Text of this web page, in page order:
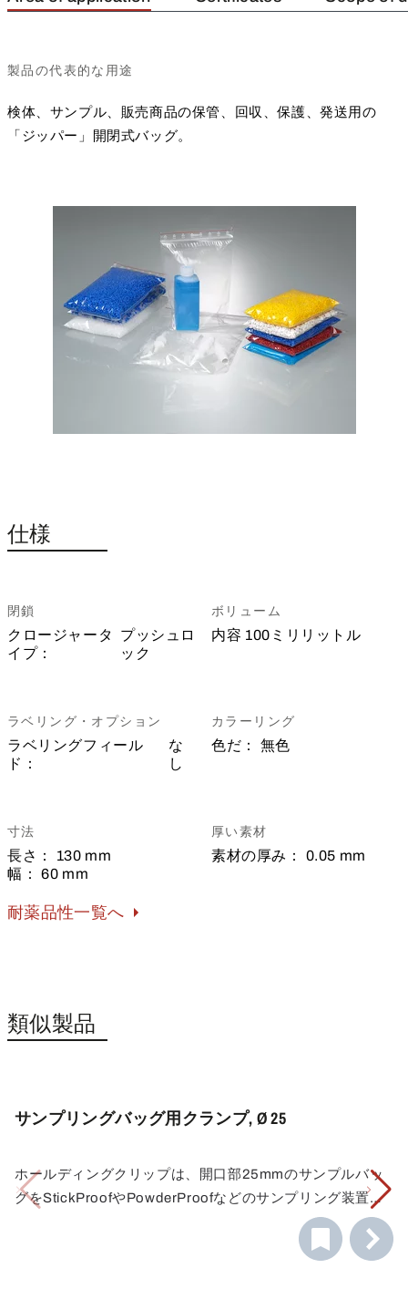
製品の代表的な用途
検体、サンプル、販売商品の保管、回収、保護、発送用の
「ジッパー」開閉式バッグ。
仕様
閉鎖
クロージャータ
イプ：
プッシュロ
ック
ボリューム
内容 100ミリリットル
ラベリング・オプション
ラベリングフィール
ド：
な
し
カラーリング
色だ： 無色
寸法
長さ：
130 mm
幅：
60 mm
厚い素材
素材の厚み： 0.05 mm
耐薬品性一覧へ
類似製品
サンプリングバッグ用クランプ, Ø 25
ホールディングクリップは、開口部25mmのサンプルバッ
グをStickProofやPowderProofなどのサンプリング装置に
しっかりと固定します。このクリップは、サンプリング
中、バッグが開いたまま所定の位置にあることを保証しま